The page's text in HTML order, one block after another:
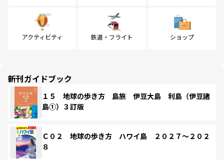
アクティビティ 鉄道・フライト ショップ
新刊ガイドブック
１５ 地球の歩き方 島旅 伊豆大島 利島（伊豆諸
島①）３訂版
Ｃ０２ 地球の歩き方 ハワイ島 ２０２７～２０２
８